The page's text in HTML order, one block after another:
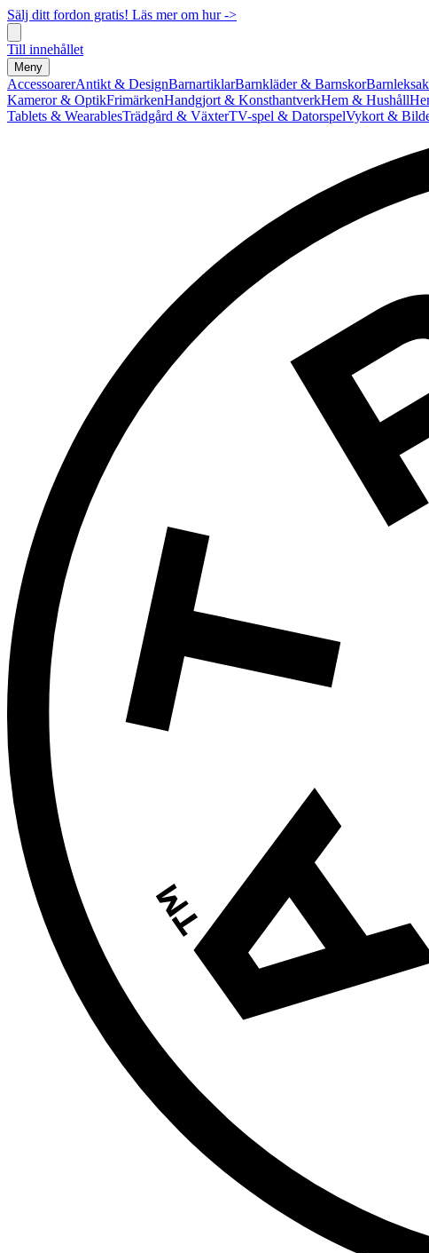
Sälj ditt fordon gratis! Läs mer om hur ->
Till innehållet
Meny
AccessoarerAntikt & DesignBarnartiklarBarnkläder & Barnskor
Kameror & OptikFrimärkenHandgjort & KonsthantverkHem & Hushåll
Tablets & WearablesTrädgård & VäxterTV-spel & DatorspelVykort &